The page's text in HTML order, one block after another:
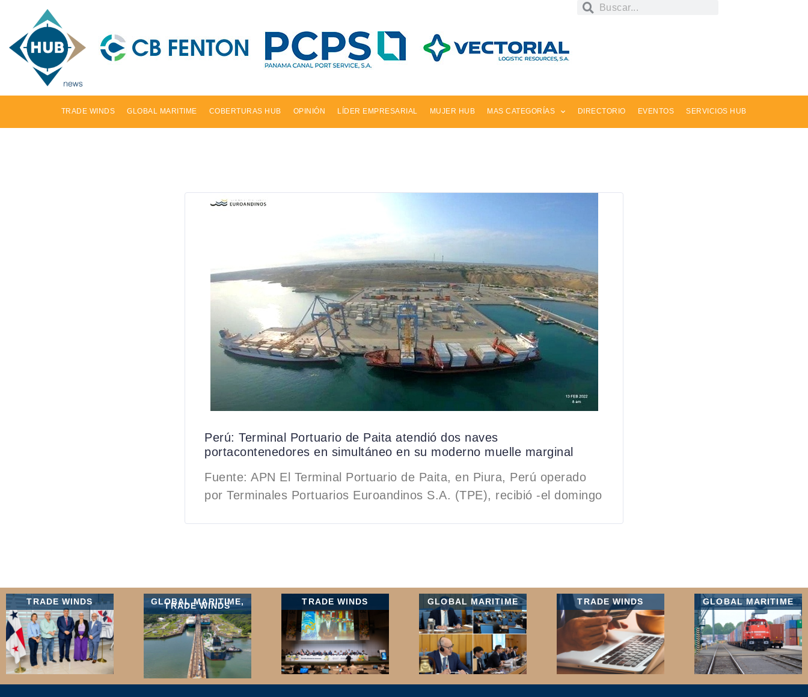
TRADE WINDS GLOBAL MARITIME COBERTURAS HUB OPINIÓN LÍDER EMPRESARIAL MUJER HUB MAS CATEGORÍAS DIRECTORIO EVENTOS SERVICIOS HUB
Perú: Terminal Portuario de Paita atendió dos naves
portacontenedores en simultáneo en su moderno muelle marginal
Fuente: APN El Terminal Portuario de Paita, en Piura, Perú operado
por Terminales Portuarios Euroandinos S.A. (TPE), recibió -el domingo
TRADE WINDS GLOBAL MARITIME,
TRADE WINDS TRADE WINDS GLOBAL MARITIME TRADE WINDS GLOBAL MARITIME